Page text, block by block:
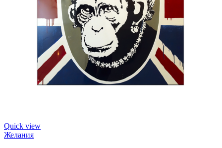
Quick view
Желания